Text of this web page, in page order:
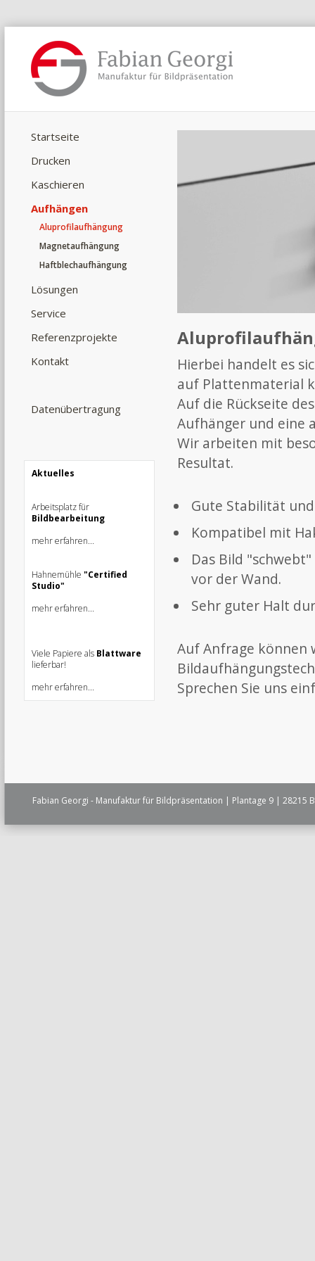
Startseite
Drucken
Kaschieren
Aufhängen
Aluprofilaufhängung
Magnetaufhängung
Haftblechaufhängung
Lösungen
Service
Referenzprojekte
Kontakt
Datenübertragung
Aktuelles
Arbeitsplatz für
Bildbearbeitung
mehr erfahren...
Hahnemühle "Certified
Studio"
mehr erfahren...
Viele Papiere als Blattware
lieferbar!
mehr erfahren...
Hierbei handelt es
auf Plattenmaterial
Auf die Rückseite
Aufhänger und eine
Wir arbeiten mit
Resultat.
Gute Stabilität
Kompatibel mit
Das Bild
vor der Wand.
Sehr guter Halt
Auf Anfrage können
Sprechen Sie uns
Fabian Georgi - Manufaktur für Bildpräsentation | Plantage 9 | 28215